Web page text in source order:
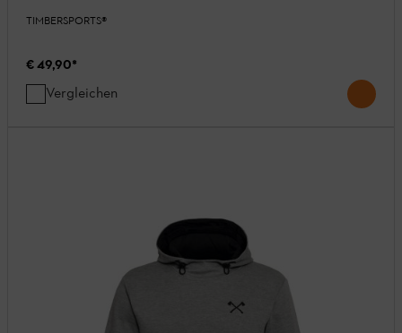
TIMBERSPORTS®
€ 49,90*
Vergleichen